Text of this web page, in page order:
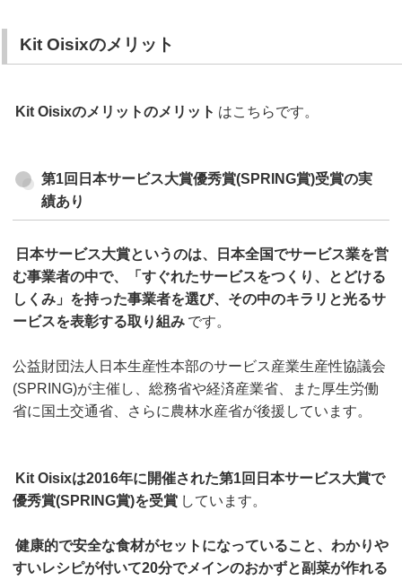
Kit Oisixのメリット
Kit Oisixのメリットのメリット はこちらです。
第1回日本サービス大賞優秀賞(SPRING賞)受賞の実
績あり
日本サービス大賞というのは、日本全国でサービス業を営
む事業者の中で、「すぐれたサービスをつくり、とどける
しくみ」を持った事業者を選び、その中のキラリと光るサ
ービスを表彰する取り組み です。
公益財団法人日本生産性本部のサービス産業生産性協議会
(SPRING)が主催し、総務省や経済産業省、また厚生労働
省に国土交通省、さらに農林水産省が後援しています。
Kit Oisixは2016年に開催された第1回日本サービス大賞で
優秀賞(SPRING賞)を受賞 しています。
健康的で安全な食材がセットになっていること、わかりや
すいレシピが付いて20分でメインのおかずと副菜が作れる